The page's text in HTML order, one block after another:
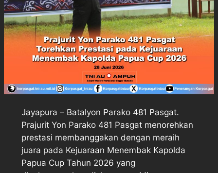
Jayapura – Batalyon Parako 481 Pasgat.
Prajurit Yon Parako 481 Pasgat menorehkan
prestasi membanggakan dengan meraih
juara pada Kejuaraan Menembak Kapolda
Papua Cup Tahun 2026 yang